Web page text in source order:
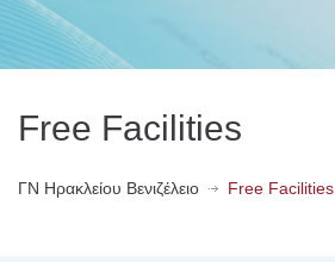
Free Facilities
ΓN Ηρακλείου Βενιζέλειο Free Facilities